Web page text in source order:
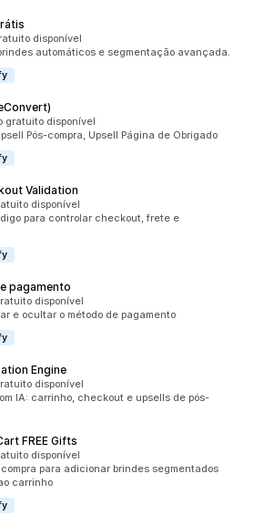
disponível
automáticos e segmentação avançada.
todo
gratuito disponível
Pós-compra, Upsell Página de Obrigado
Validation
disponível
para controlar checkout, frete e
pagamento
disponível
e ocultar o método de pagamento
Engine
disponível
IA: carrinho, checkout e upsells de pós-
FREE Gifts
disponível
para adicionar brindes segmentados
carrinho